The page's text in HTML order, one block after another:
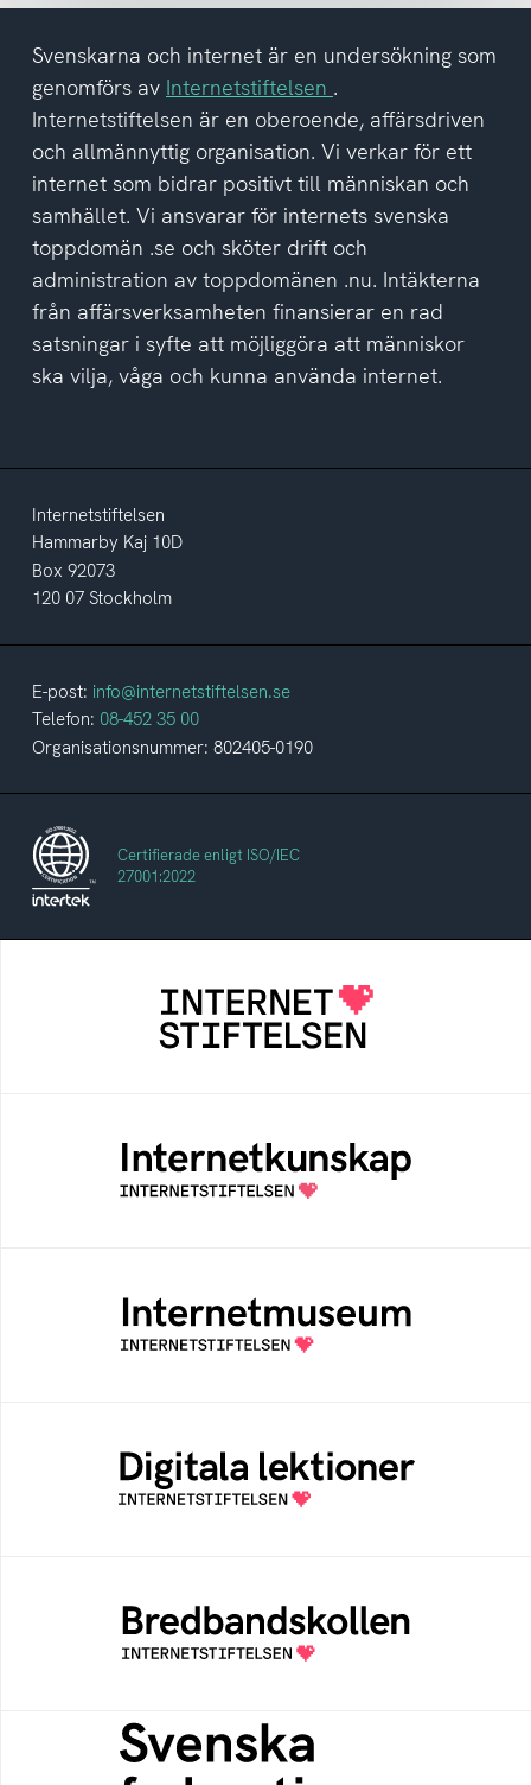
del
av
integritetspolicyn
Svenskarna och internet är en undersökning som
genomförs av Internetstiftelsen .
Internetstiftelsen är en oberoende, affärsdriven
och allmännyttig organisation. Vi verkar för ett
internet som bidrar positivt till människan och
samhället. Vi ansvarar för internets svenska
toppdomän .se och sköter drift och
administration av toppdomänen .nu. Intäkterna
från affärsverksamheten finansierar en rad
satsningar i syfte att möjliggöra att människor
ska vilja, våga och kunna använda internet.
Internetstiftelsen
Hammarby Kaj 10D
Box 92073
120 07 Stockholm
E-post: info@internetstiftelsen.se
Telefon: 08-452 35 00
Organisationsnummer: 802405-0190
Certifierade enligt ISO/IEC
27001:2022
Internetstiftelsen verkar för ett internet som
bidrar positivt till människan och samhället
Samlad kunskap som hjälper dig att bli en
säker och medveten internetanvändare
Ett digitalt museum som byggts, och kureras
av Internetstiftelsen
Öppen digital lärresurs med färdiga lektioner
för alla stadier i grundskolan
Bredbandskollen är ett oberoende
konsumentverktyg som drivs av
Internetstiftelsen
Svenska federationer